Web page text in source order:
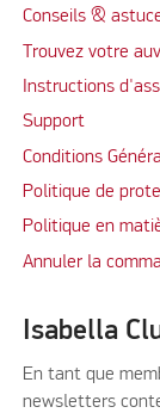
Conseils &
Trouvez votre
Instructions
Support
Conditions
Politique de
Politique en
Annuler la
Isabella
En tant que
newsletters